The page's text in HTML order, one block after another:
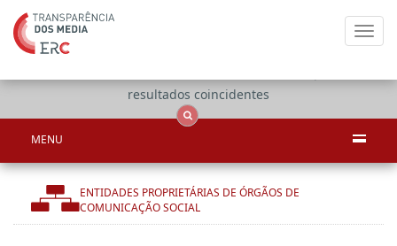
resultados coincidentes
MENU
ENTIDADES PROPRIETÁRIAS DE ÓRGÃOS DE
COMUNICAÇÃO SOCIAL